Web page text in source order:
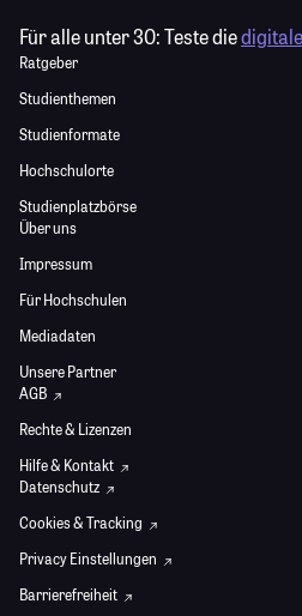
Für alle unter 30:Teste die
Ratgeber
Studienthemen
Studienformate
Hochschulorte
Studienplatzbörse
Über uns
Impressum
Für Hochschulen
Mediadaten
Unsere Partner
AGB
Rechte & Lizenzen
Hilfe & Kontakt
Datenschutz
Cookies & Tracking
Privacy Einstellungen
Barrierefreiheit